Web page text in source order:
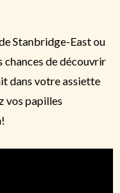
Stanbridge-East ou
chances de découvrir
dans votre assiette
vos papilles